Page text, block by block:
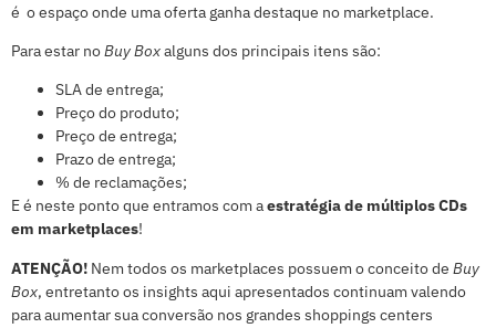
é o espaço onde uma oferta ganha destaque no marketplace.
Para estar noBuy Boxalguns dos principais itens são:
SLA de entrega;
Preço do produto;
Preço de entrega;
Prazo de entrega;
% de reclamações;
E é neste ponto que entramos com aestratégia de múltiplos CDs
em marketplaces!
ATENÇÃO! Nem todos os marketplaces possuem o conceito de Buy
Box, entretanto os insights aqui apresentados continuam valendo
para aumentar sua conversão nos grandes shoppings centers